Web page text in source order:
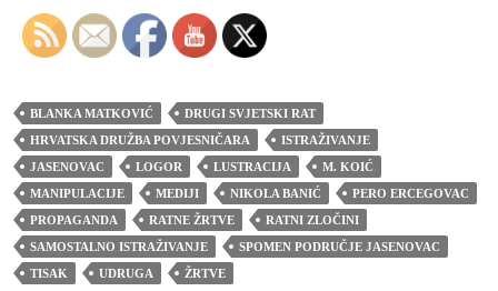
BLANKA MATKOVIĆ
DRUGI SVJETSKI RAT
HRVATSKA DRUŽBA POVJESNIČARA
ISTRAŽIVANJE
JASENOVAC
LOGOR LUSTRACIJA
M. KOIĆ
MANIPULACIJE
MEDIJI NIKOLA BANIĆ
PERO ERCEGOVAC
PROPAGANDA
RATNE ŽRTVE
RATNI ZLOČINI
SAMOSTALNO ISTRAŽIVANJE
SPOMEN PODRUČJE JASENOVAC
TISAK
UDRUGA ŽRTVE